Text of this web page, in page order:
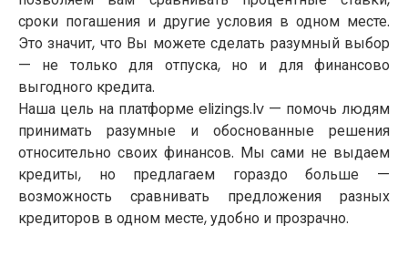
сроки погашения и другие условия в одном месте.
Это значит, что Вы можете сделать разумный выбор
— не только для отпуска, но и для финансово
выгодного кредита.
Наша цель на платформе elizings.lv — помочь людям
принимать разумные и обоснованные решения
относительно своих финансов. Мы сами не выдаем
кредиты, но предлагаем гораздо больше —
возможность сравнивать предложения разных
кредиторов в одном месте, удобно и прозрачно.